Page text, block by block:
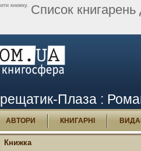
книжку. Список
Плаза :
АВТОРИ КНИГАРНІ
Книжка